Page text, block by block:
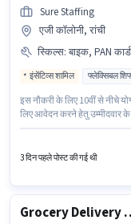
Sure Staffing
एजी कॉलोनी, रांची
स्किल्स: बाइक, PAN कार्ड, आरसी, 2-
इंसेंटिव्स शामिल फ्लेक्सिबल
इस नौकरी के लिए 10वीं से नीचे
लिए आवेदन करने हेतु उम्मीदवार के
लाइसेंस, बैंक अकाउंट का होना
भूमिका के साथ अतिरिक्त लाभ
3 दिन पहले पोस्ट की गई थी